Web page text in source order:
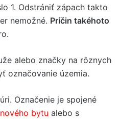
1. Odstrániť zápach takto
nemožné. Príčin takéhoto
alebo značky na rôznych
označovanie územia.
Označenie je spojené
nového bytu alebo s